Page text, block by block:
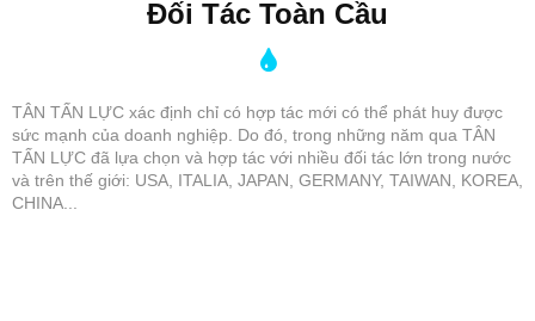
Đối Tác Toàn Cầu
TÂN TẤN LỰC xác định chỉ có hợp tác mới có thể phát huy được
sức mạnh của doanh nghiệp. Do đó, trong những năm qua TÂN
TẤN LỰC đã lựa chọn và hợp tác với nhiều đối tác lớn trong nước
và trên thế giới: USA, ITALIA, JAPAN, GERMANY, TAIWAN, KOREA,
CHINA...